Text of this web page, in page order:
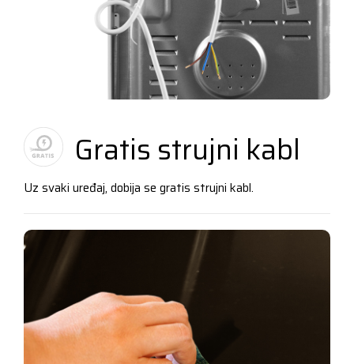
Gratis strujni kabl
Uz svaki uređaj, dobija se gratis strujni kabl.